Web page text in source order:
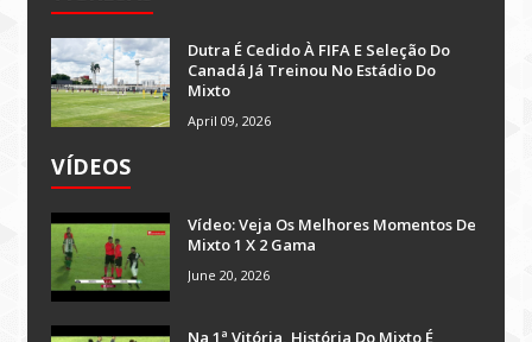
Dutra É Cedido À FIFA E Seleção Do
Canadá Já Treinou No Estádio Do
Mixto
April 09, 2026
VÍDEOS
Vídeo: Veja Os Melhores Momentos De
Mixto 1 X 2 Gama
June 20, 2026
Na 1ª Vitória, História Do Mixto É